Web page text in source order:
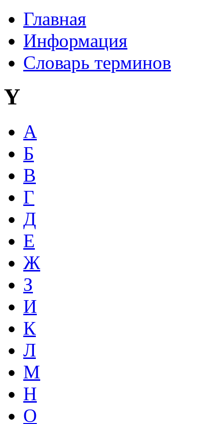
Главная
Информация
Словарь терминов
Y
А
Б
В
Г
Д
Е
Ж
З
И
К
Л
М
Н
О